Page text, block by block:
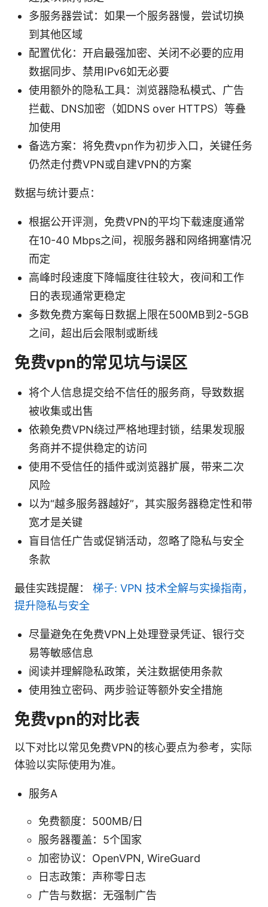
多服务器尝试：如果一个服务器慢，尝试切换
到其他区域
配置优化：开启最强加密、关闭不必要的应用
数据同步、禁用IPv6如无必要
使用额外的隐私工具：浏览器隐私模式、广告
拦截、DNS加密（如DNS over HTTPS）等叠
加使用
备选方案：将免费vpn作为初步入口，关键任务
仍然走付费VPN或自建VPN的方案
数据与统计要点：
根据公开评测，免费VPN的平均下载速度通常
在10-40 Mbps之间，视服务器和网络拥塞情况
而定
高峰时段速度下降幅度往往较大，夜间和工作
日的表现通常更稳定
多数免费方案每日数据上限在500MB到2-5GB
之间，超出后会限制或断线
免费vpn的常见坑与误区
将个人信息提交给不信任的服务商，导致数据
被收集或出售
依赖免费VPN绕过严格地理封锁，结果发现服
务商并不提供稳定的访问
使用不受信任的插件或浏览器扩展，带来二次
风险
以为“越多服务器越好”，其实服务器稳定性和带
宽才是关键
盲目信任广告或促销活动，忽略了隐私与安全
条款
最佳实践提醒： 梯子: VPN 技术全解与实操指南，
提升隐私与安全
尽量避免在免费VPN上处理登录凭证、银行交
易等敏感信息
阅读并理解隐私政策，关注数据使用条款
使用独立密码、两步验证等额外安全措施
免费vpn的对比表
以下对比以常见免费VPN的核心要点为参考，实际
体验以实际使用为准。
服务A
免费额度：500MB/日
服务器覆盖：5个国家
加密协议：OpenVPN, WireGuard
日志政策：声称零日志
广告与数据：无强制广告